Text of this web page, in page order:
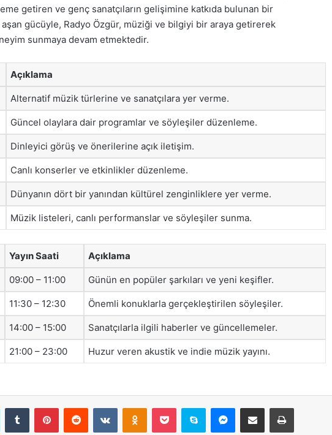
getiren ve genç sanatçıların gelişimine katkıda bulunan bir
aşan gücüyle, Radyo Özgür, müziği ve bilgiyi bir araya getirerek
sunmaya devam etmektedir.
Açıklama
Alternatif müzik türlerine ve sanatçılara yer verme.
Güncel olaylara dair programlar ve söyleşiler düzenleme.
Dinleyici görüş ve önerilerine açık iletişim.
Canlı konserler ve etkinlikler düzenleme.
Dünyanın dört bir yanından kültürel zenginliklere yer verme.
Müzik listeleri, canlı performanslar ve söyleşiler sunma.
Yayın Saati Açıklama
09:00 – 11:00 Günün en popüler şarkıları ve yeni keşifler.
11:30 – 12:30 Önemli konuklarla gerçekleştirilen söyleşiler.
14:00 – 15:00 Sanatçılarla ilgili haberler ve güncellemeler.
21:00 – 23:00 Huzur veren akustik ve indie müzik yayını.
LinkedInTumblr PinterestReddit VKontakteOdnoklassniki
Pocket Skype Messenger
E-Posta ile paylaş Yazdır